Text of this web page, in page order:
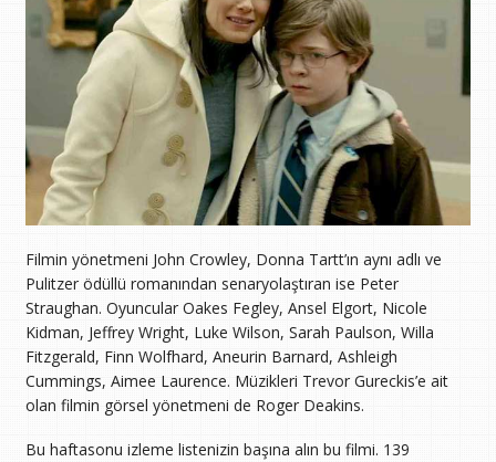
Filmin yönetmeni John Crowley, Donna Tartt’ın aynı adlı ve
Pulitzer ödüllü romanından senaryolaştıran ise Peter
Straughan. Oyuncular Oakes Fegley, Ansel Elgort, Nicole
Kidman, Jeffrey Wright, Luke Wilson, Sarah Paulson, Willa
Fitzgerald, Finn Wolfhard, Aneurin Barnard, Ashleigh
Cummings, Aimee Laurence. Müzikleri Trevor Gureckis’e ait
olan filmin görsel yönetmeni de Roger Deakins.
Bu haftasonu izleme listenizin başına alın bu filmi. 139